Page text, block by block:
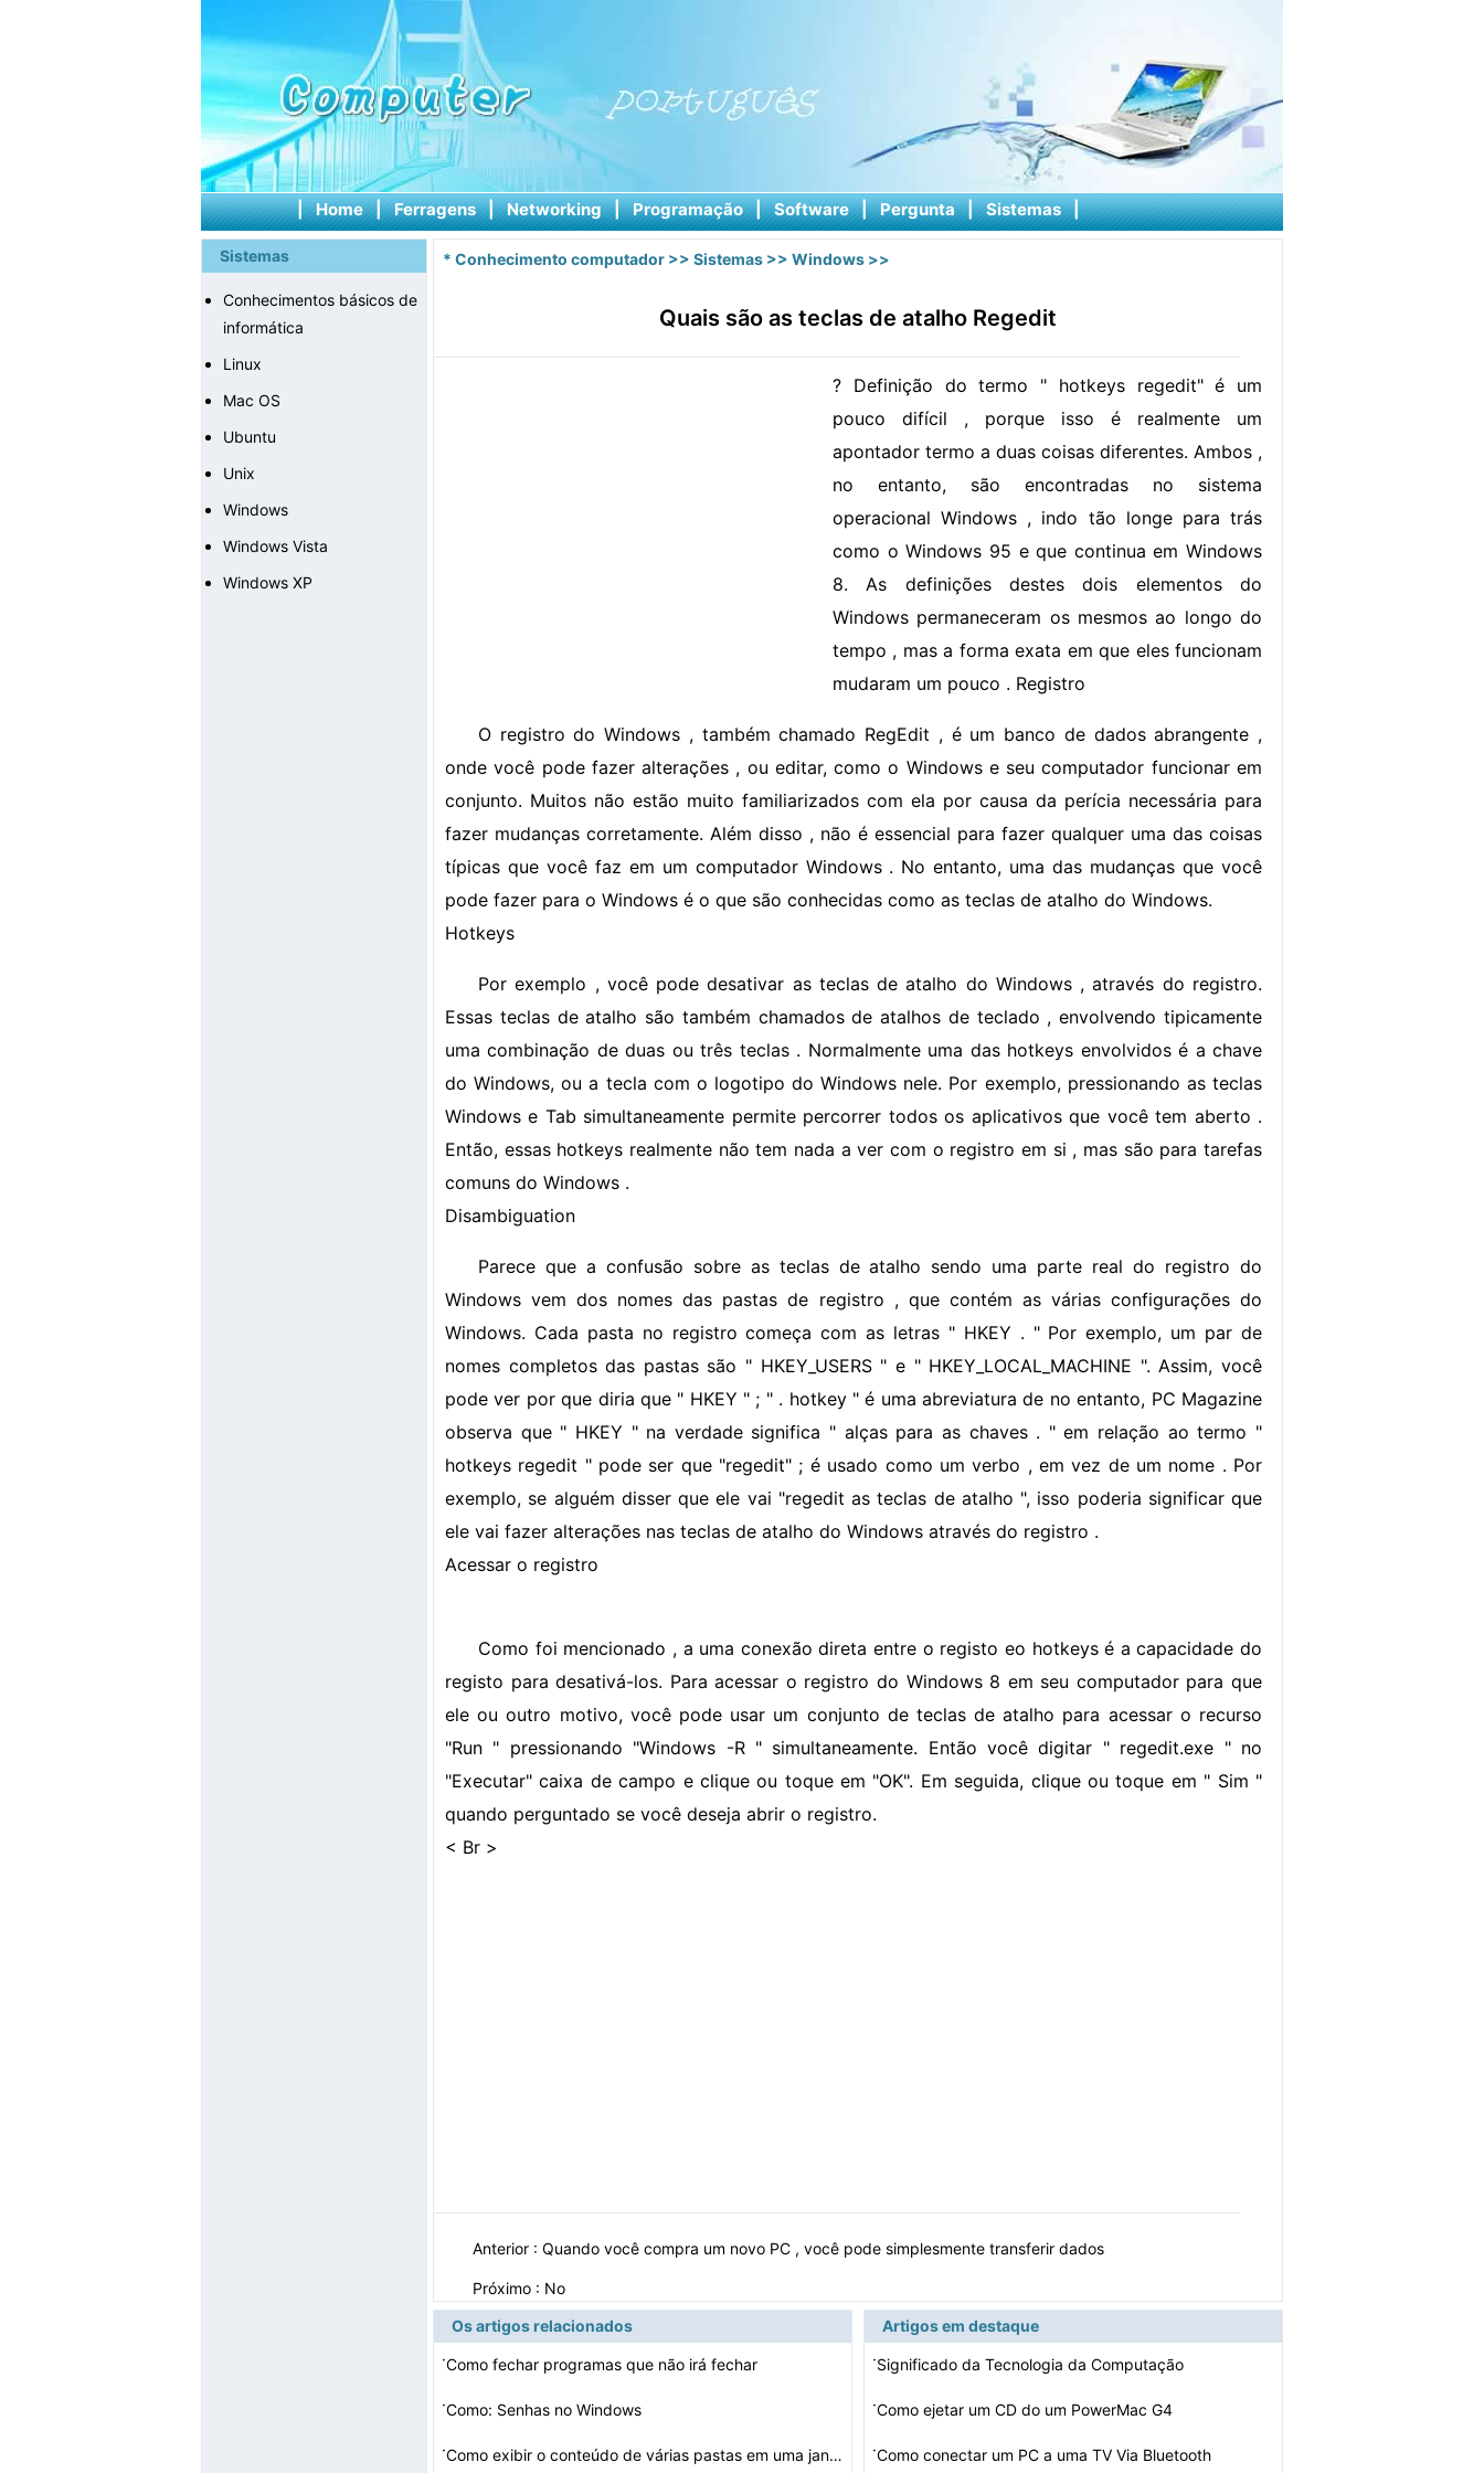
| Home | Ferragens | Networking | Programação | Software | Pergunta | Sistemas |
Sistemas
Conhecimentos básicos de
informática
Linux
Mac OS
Ubuntu
Unix
Windows
Windows Vista
Windows XP
* Conhecimento computador >> Sistemas >> Windows >>
Quais são as teclas de atalho Regedit
? Definição do termo " hotkeys regedit" é um
pouco difícil , porque isso é realmente um
apontador termo a duas coisas diferentes. Ambos ,
no entanto, são encontradas no sistema
operacional Windows , indo tão longe para trás
como o Windows 95 e que continua em Windows
8. As definições destes dois elementos do
Windows permaneceram os mesmos ao longo do
tempo , mas a forma exata em que eles funcionam
mudaram um pouco . Registro
O registro do Windows , também chamado RegEdit , é um banco de dados abrangente ,
onde você pode fazer alterações , ou editar, como o Windows e seu computador funcionar em
conjunto. Muitos não estão muito familiarizados com ela por causa da perícia necessária para
fazer mudanças corretamente. Além disso , não é essencial para fazer qualquer uma das coisas
típicas que você faz em um computador Windows . No entanto, uma das mudanças que você
pode fazer para o Windows é o que são conhecidas como as teclas de atalho do Windows.
Hotkeys
Por exemplo , você pode desativar as teclas de atalho do Windows , através do registro.
Essas teclas de atalho são também chamados de atalhos de teclado , envolvendo tipicamente
uma combinação de duas ou três teclas . Normalmente uma das hotkeys envolvidos é a chave
do Windows, ou a tecla com o logotipo do Windows nele. Por exemplo, pressionando as teclas
Windows e Tab simultaneamente permite percorrer todos os aplicativos que você tem aberto .
Então, essas hotkeys realmente não tem nada a ver com o registro em si , mas são para tarefas
comuns do Windows .
Disambiguation
Parece que a confusão sobre as teclas de atalho sendo uma parte real do registro do
Windows vem dos nomes das pastas de registro , que contém as várias configurações do
Windows. Cada pasta no registro começa com as letras " HKEY . " Por exemplo, um par de
nomes completos das pastas são " HKEY_USERS " e " HKEY_LOCAL_MACHINE ". Assim, você
pode ver por que diria que " HKEY " ; " . hotkey " é uma abreviatura de no entanto, PC Magazine
observa que " HKEY " na verdade significa " alças para as chaves . " em relação ao termo "
hotkeys regedit " pode ser que "regedit" ; é usado como um verbo , em vez de um nome . Por
exemplo, se alguém disser que ele vai "regedit as teclas de atalho ", isso poderia significar que
ele vai fazer alterações nas teclas de atalho do Windows através do registro .
Acessar o registro
Como foi mencionado , a uma conexão direta entre o registo eo hotkeys é a capacidade do
registo para desativá-los. Para acessar o registro do Windows 8 em seu computador para que
ele ou outro motivo, você pode usar um conjunto de teclas de atalho para acessar o recurso
"Run " pressionando "Windows -R " simultaneamente. Então você digitar " regedit.exe " no
"Executar" caixa de campo e clique ou toque em "OK". Em seguida, clique ou toque em " Sim "
quando perguntado se você deseja abrir o registro.
< Br >
Anterior : Quando você compra um novo PC , você pode simplesmente transferir dados
Próximo : No
Os artigos relacionados
·Como fechar programas que não irá fechar
·Como: Senhas no Windows
· Como exibir o conteúdo de várias pastas em uma janela…
Artigos em destaque
·Significado da Tecnologia da Computação
·Como ejetar um CD do um PowerMac G4
·Como conectar um PC a uma TV Via Bluetooth